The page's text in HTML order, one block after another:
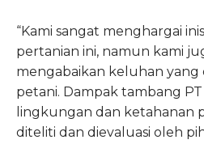
“Kami sangat menghargai
pertanian ini, namun kami
mengabaikan keluhan yang
petani. Dampak tambang
lingkungan dan ketahanan
diteliti dan dievaluasi oleh